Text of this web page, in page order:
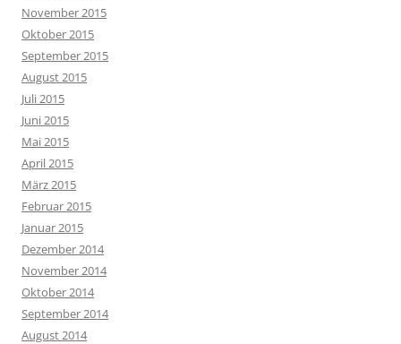
November 2015
Oktober 2015
September 2015
August 2015
Juli 2015
Juni 2015
Mai 2015
April 2015
März 2015
Februar 2015
Januar 2015
Dezember 2014
November 2014
Oktober 2014
September 2014
August 2014